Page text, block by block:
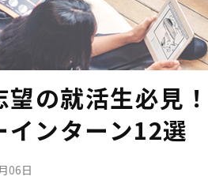
望の就活生必見
インターン12選
06日